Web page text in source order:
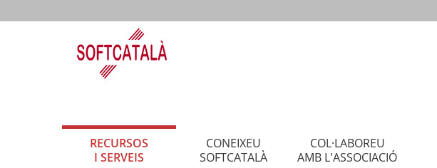
RECURSOS
I SERVEIS
CONEIXEU
SOFTCATALÀ
COL·LABOREU
AMB L'ASSOCIACIÓ